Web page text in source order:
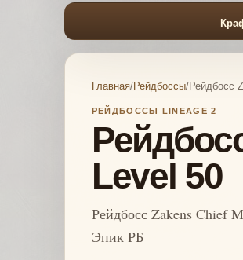
Главная/Рейдбоссы/Рейдбосс
РЕЙДБОССЫ LINEAGE 2
Level 50
Рейдбосс Zakens Chief
Эпик РБ